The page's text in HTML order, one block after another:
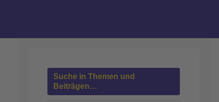
Suche in Themen und
Beiträgen…